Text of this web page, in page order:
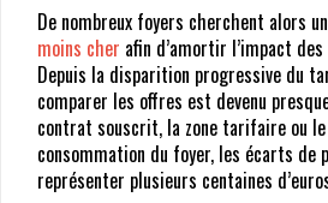
De nombreux foyers cherchent alors un
moins cher afin d’amortir l’impact
Depuis la disparition progressive du
comparer les offres est devenu
contrat souscrit, la zone tarifaire ou
consommation du foyer, les écarts de
représenter plusieurs centaines